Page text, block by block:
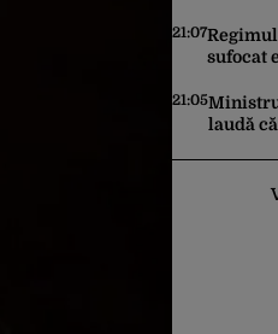
21:07
sufocat
ocoli
21:05
laudă